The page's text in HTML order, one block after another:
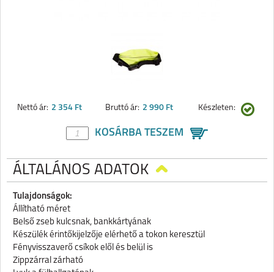
Nettó ár: 2 354 Ft Bruttó ár: 2 990 Ft Készleten:
KOSÁRBA TESZEM
ÁLTALÁNOS ADATOK
Tulajdonságok:
Állítható méret
Belső zseb kulcsnak, bankkártyának
Készülék érintőkijelzője elérhető a tokon keresztül
Fényvisszaverő csíkok elől és belül is
Zippzárral zárható